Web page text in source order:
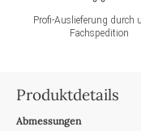
Profi-Auslieferung durch
Fachspedition
Produktdetails
Abmessungen